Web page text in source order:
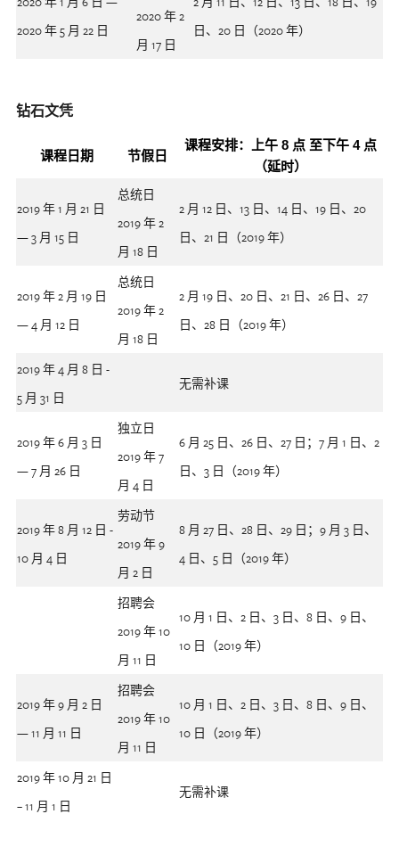
2020 年 5 月 22 日
2020 年 2
月 17 日
日、20 日（2020 年）
钻石文凭
课程日期 节假日
课程安排：上午 8 点 至下午 4 点
（延时）
2019 年 1 月 21 日
— 3 月 15 日
总统日
2019 年 2
月 18 日
2 月 12 日、13 日、14 日、19 日、20
日、21 日（2019 年）
2019 年 2 月 19 日
— 4 月 12 日
总统日
2019 年 2
月 18 日
2 月 19 日、20 日、21 日、26 日、27
日、28 日（2019 年）
2019 年 4 月 8 日 -
5 月 31 日
无需补课
2019 年 6 月 3 日
— 7 月 26 日
独立日
2019 年 7
月 4 日
6 月 25 日、26 日、27 日；7 月 1 日、2
日、3 日（2019 年）
2019 年 8 月 12 日 -
10 月 4 日
劳动节
2019 年 9
月 2 日
8 月 27 日、28 日、29 日；9 月 3 日、
4 日、5 日（2019 年）
招聘会
2019 年 10
月 11 日
10 月 1 日、2 日、3 日、8 日、9 日、
10 日（2019 年）
2019 年 9 月 2 日
— 11 月 11 日
招聘会
2019 年 10
月 11 日
10 月 1 日、2 日、3 日、8 日、9 日、
10 日（2019 年）
2019 年 10 月 21 日
– 11 月 1 日
无需补课